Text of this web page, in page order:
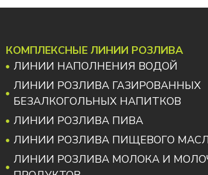
КОМПЛЕКСНЫЕ ЛИНИИ РОЗЛИВА
ЛИНИИ НАПОЛНЕНИЯ ВОДОЙ
ЛИНИИ РОЗЛИВА ГАЗИРОВАННЫХ
БЕЗАЛКОГОЛЬНЫХ НАПИТКОВ
ЛИНИИ РОЗЛИВА ПИВА
ЛИНИИ РОЗЛИВА ПИЩЕВОГО
ЛИНИИ РОЗЛИВА МОЛОКА И